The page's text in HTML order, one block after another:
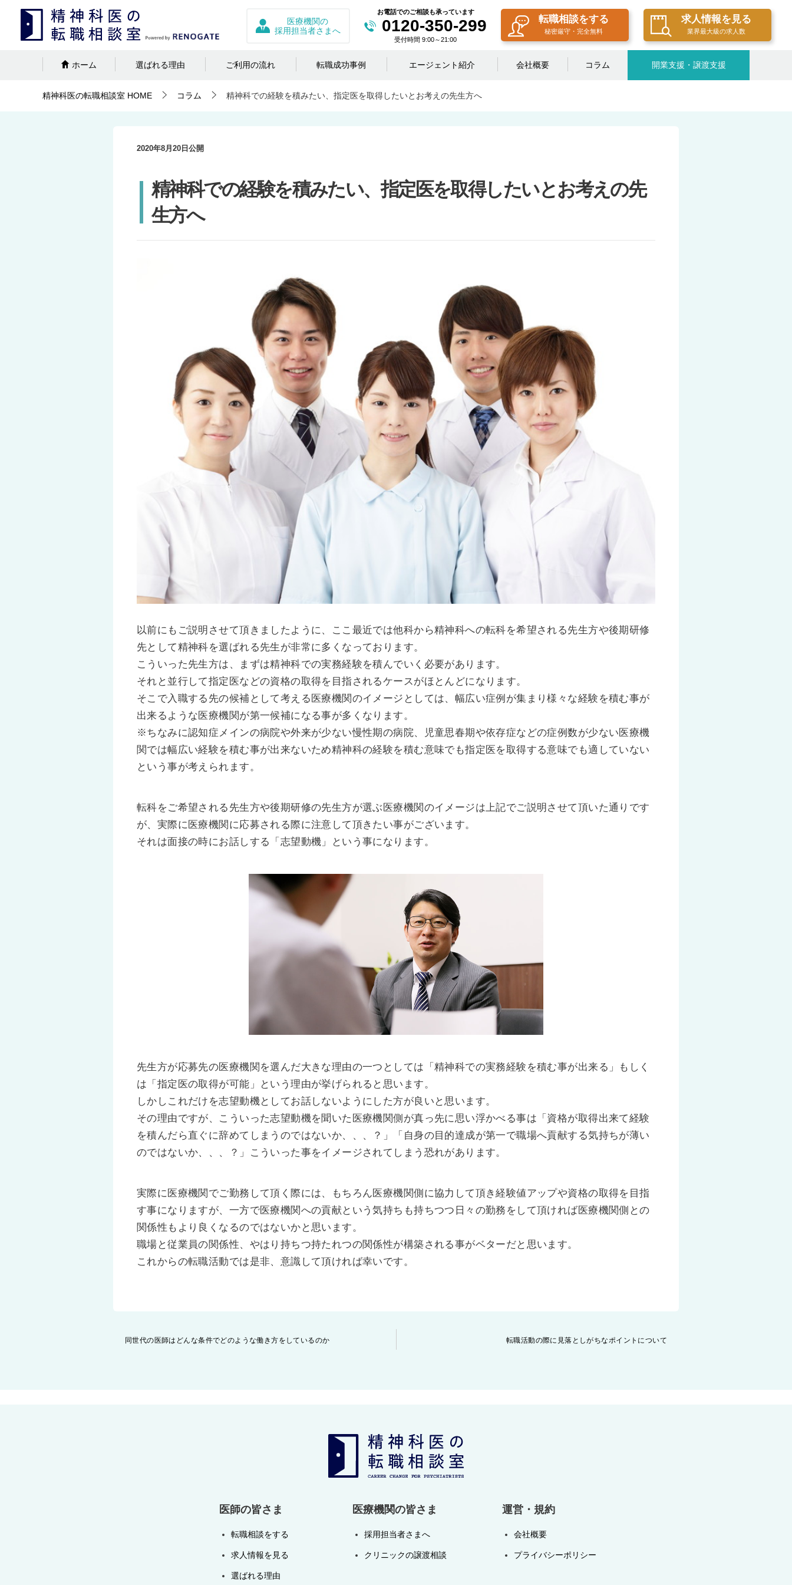
転職相談をする
秘密厳守・完全無料
求人情報を見る
業界最大級の求人数
お電話でのご相談も承っています
0120-350-299
受付時間 9:00～21:00
医療機関の
採用担当者さまへ
ホーム 選ばれる理由 ご利用の流れ 転職成功事例 エージェント紹介 会社概要 コラム 開業支援・譲渡支援
精神科医の転職相談室 HOME コラム 精神科での経験を積みたい、指定医を取得したいとお考えの先生方へ
2020年8月20日 公開
精神科での経験を積みたい、指定医を取得したいとお考えの先
生方へ
以前にもご説明させて頂きましたように、ここ最近では他科から精神科への転科を希望される先生方や後期研修
先として精神科を選ばれる先生が非常に多くなっております。
こういった先生方は、まずは精神科での実務経験を積んでいく必要があります。
それと並行して指定医などの資格の取得を目指されるケースがほとんどになります。
そこで入職する先の候補として考える医療機関のイメージとしては、幅広い症例が集まり様々な経験を積む事が
出来るような医療機関が第一候補になる事が多くなります。
※ちなみに認知症メインの病院や外来が少ない慢性期の病院、児童思春期や依存症などの症例数が少ない医療機
関では幅広い経験を積む事が出来ないため精神科の経験を積む意味でも指定医を取得する意味でも適していない
という事が考えられます。
転科をご希望される先生方や後期研修の先生方が選ぶ医療機関のイメージは上記でご説明させて頂いた通りです
が、実際に医療機関に応募される際に注意して頂きたい事がございます。
それは面接の時にお話しする「志望動機」という事になります。
先生方が応募先の医療機関を選んだ大きな理由の一つとしては「精神科での実務経験を積む事が出来る」もしく
は「指定医の取得が可能」という理由が挙げられると思います。
しかしこれだけを志望動機としてお話しないようにした方が良いと思います。
その理由ですが、こういった志望動機を聞いた医療機関側が真っ先に思い浮かべる事は「資格が取得出来て経験
を積んだら直ぐに辞めてしまうのではないか、、、？」「自身の目的達成が第一で職場へ貢献する気持ちが薄い
のではないか、、、？」こういった事をイメージされてしまう恐れがあります。
実際に医療機関でご勤務して頂く際には、もちろん医療機関側に協力して頂き経験値アップや資格の取得を目指
す事になりますが、一方で医療機関への貢献という気持ちも持ちつつ日々の勤務をして頂ければ医療機関側との
関係性もより良くなるのではないかと思います。
職場と従業員の関係性、やはり持ちつ持たれつの関係性が構築される事がベターだと思います。
これからの転職活動では是非、意識して頂ければ幸いです。
投同世代の医師はどんな条件でどのような働き方をしているのか 転職活動の際に見落としがちなポイントについて
医師の皆さま
転職相談をする
求人情報を見る
選ばれる理由
医療機関の皆さま
採用担当者さまへ
クリニックの譲渡相談
運営・規約
会社概要
プライバシーポリシー